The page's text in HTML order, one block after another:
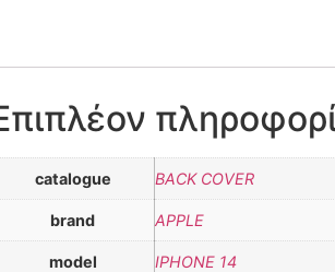
catalogue BACK COVER
brand APPLE
model IPHONE 14